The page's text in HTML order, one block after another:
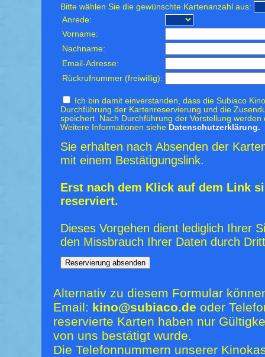
Bitte wählen Sie die gewünschte Kartenanzahl aus:
Anrede:
Vorname:
Nachname:
Email-Adresse:
Rückrufnummer (freiwillig):
Ich bin damit einverstanden, dass die Subiaco
Durchführung der Kartenreservierung und die
speichert. Nach Durchführung der Vorstellung
Weitere Informationen siehe Datenschutzerklärung.
Sie erhalten nach Absenden der
mit einem Bestätigungslink.
Erst nach dem Klick auf dem Link
reserviert.
Dieses Vorgehen dient lediglich Ihrer
den Missbrauch Ihrer Daten durch
Alternativ zu diesem Formular
Email: kino@subiaco.de oder
reservierte Karten haben nur
von uns bestätigt wurde.
Die Telefonnummern unserer